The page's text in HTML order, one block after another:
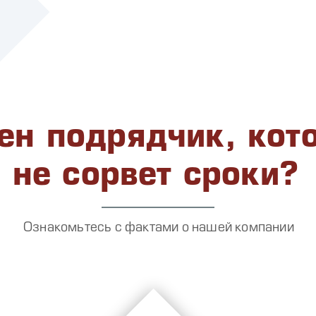
подрядчик,
не сорвет сроки?
Ознакомьтесь с фактами о нашей компании